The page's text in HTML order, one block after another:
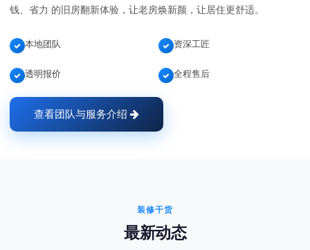
钱、省力 的旧房翻新体验，让老房焕新颜，让居住更舒适。
本地团队 资深工匠
透明报价 全程售后
查看团队与服务介绍
装修干货
最新动态